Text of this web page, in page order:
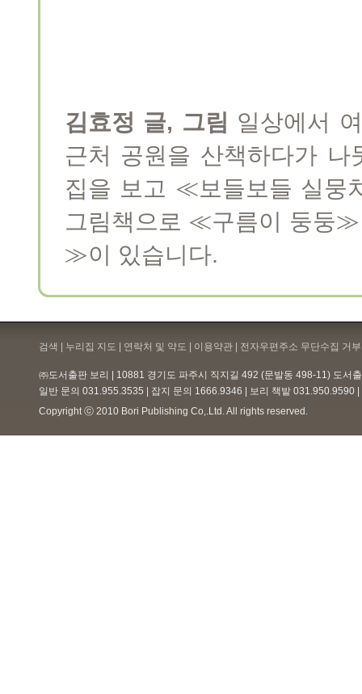
김효정 글, 그림 일상에서
근처 공원을 산책하다가
집을 보고 ≪보들보들 실뭉
그림책으로 ≪구름이 둥둥
≫이 있습니다.
검색 | 누리집 지도 | 연락처 및 약도 | 이용약관 | 전자우편주소 무단수집 거
㈜도서출판 보리 | 10881 경기도 파주시 직지길 492 (문발동 498-11) 도서
일반 문의 031.955.3535 | 잡지 문의 1666.9346 | 보리 책밭 031.950.9590
Copyright ⓒ 2010 Bori Publishing Co,.Ltd. All rights reserved.